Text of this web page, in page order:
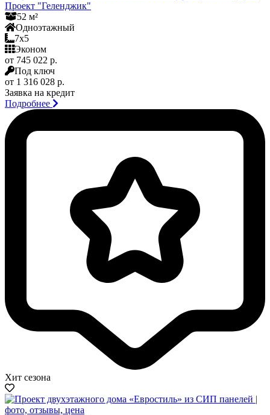
Проект "Геленджик"
52 м²
Одноэтажный
7x5
Эконом
от 745 022 р.
Под ключ
от 1 316 028 р.
Заявка на кредит
Подробнее
Хит сезона